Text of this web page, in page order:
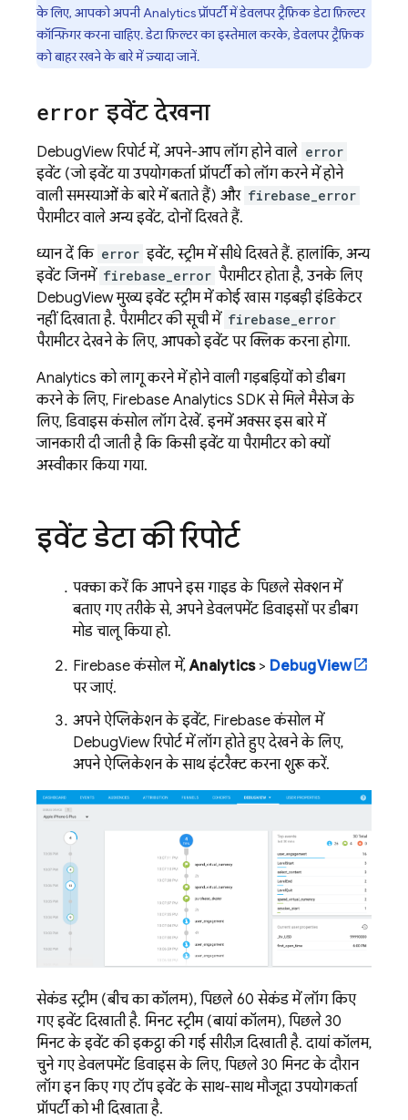
के लिए, आपको अपनीAnalyticsप्रॉपर्टी में डेवलपर ट्रैफ़िक डेटा फ़िल्टर
कॉन्फ़िगर करना चाहिए. डेटा फ़िल्टर का इस्तेमाल करके, डेवलपर ट्रैफ़िक
को बाहर रखने के बारे में ज़्यादा जानें.
errorइवेंट देखना
DebugView रिपोर्ट में, अपने-आप लॉग होने वाले error
इवेंट (जो इवेंट या उपयोगकर्ता प्रॉपर्टी को लॉग करने में होने
वाली समस्याओं के बारे में बताते हैं) और firebase_error
पैरामीटर वाले अन्य इवेंट, दोनों दिखते हैं.
ध्यान दें कि error इवेंट, स्ट्रीम में सीधे दिखते हैं. हालांकि, अन्य
इवेंट जिनमें firebase_error पैरामीटर होता है, उनके लिए
DebugView मुख्य इवेंट स्ट्रीम में कोई खास गड़बड़ी इंडिकेटर
नहीं दिखाता है. पैरामीटर की सूची में firebase_error
पैरामीटर देखने के लिए, आपको इवेंट पर क्लिक करना होगा.
Analytics को लागू करने में होने वाली गड़बड़ियों को डीबग
करने के लिए, Firebase Analytics SDK से मिले मैसेज के
लिए, डिवाइस कंसोल लॉग देखें. इनमें अक्सर इस बारे में
जानकारी दी जाती है कि किसी इवेंट या पैरामीटर को क्यों
अस्वीकार किया गया.
इवेंट डेटा की रिपोर्ट
पक्का करें कि आपने इस गाइड के पिछले सेक्शन में
बताए गए तरीके से, अपने डेवलपमेंट डिवाइसों पर डीबग
मोड चालू किया हो.
Firebaseकंसोल में,Analytics> DebugView
पर जाएं.
अपने ऐप्लिकेशन के इवेंट, Firebaseकंसोल में
DebugView रिपोर्ट में लॉग होते हुए देखने के लिए,
अपने ऐप्लिकेशन के साथ इंटरैक्ट करना शुरू करें.
सेकंड स्ट्रीम (बीच का कॉलम), पिछले 60 सेकंड में लॉग किए
गए इवेंट दिखाती है. मिनट स्ट्रीम (बायां कॉलम), पिछले 30
मिनट के इवेंट की इकट्ठा की गई सीरीज़ दिखाती है. दायां कॉलम,
चुने गए डेवलपमेंट डिवाइस के लिए, पिछले 30 मिनट के दौरान
लॉग इन किए गए टॉप इवेंट के साथ-साथ मौजूदा उपयोगकर्ता
प्रॉपर्टी को भी दिखाता है.